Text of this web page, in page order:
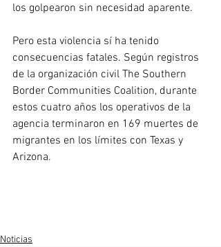
los golpearon sin necesidad aparente.
Pero esta violencia sí ha tenido
consecuencias fatales. Según registros
de la organización civil The Southern
Border Communities Coalition, durante
estos cuatro años los operativos de la
agencia terminaron en 169 muertes de
migrantes en los límites con Texas y
Arizona.
Noticias